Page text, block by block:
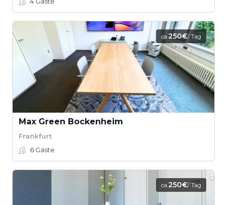
ca.250€/ Tag
Max Green Bockenheim
Frankfurt
6 Gäste
ca.250€/ Tag